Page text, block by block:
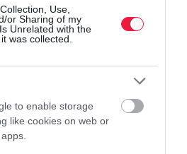
Use,
or Sharing of my
Unrelated with the
was collected.
to enable storage
like cookies on web or
két sörfőzde Európában.
amerika kraftsör